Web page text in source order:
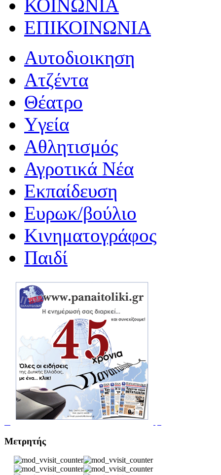
ΚΟΙΝΩΝΙΑ
ΕΠΙΚΟΙΝΩΝΙΑ
Αυτοδιοικηση
Ατζέντα
Θέατρο
Yγεία
Αθλητισμός
Αγροτικά Νέα
Εκπαίδευση
Ευρωκ/βούλιο
Κινηματογράφος
Παιδί
Μετρητής